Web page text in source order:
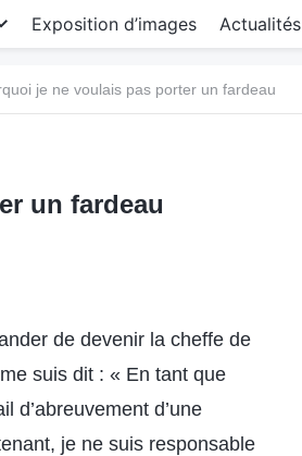
Exposition d’images Actualités
je ne voulais pas porter un fardeau
un fardeau
de devenir la cheffe de
suis dit : « En tant que
d’abreuvement d’une
je ne suis responsable